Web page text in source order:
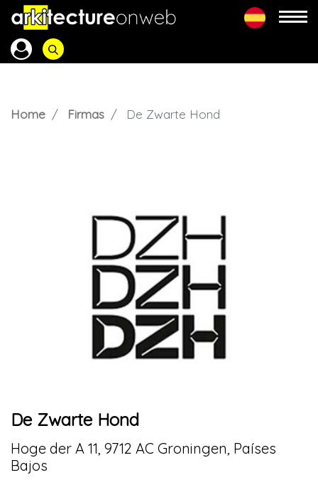
Home Firmas De Zwarte Hond
De Zwarte Hond
Hoge der A 11, 9712 AC Groningen, Países
Bajos